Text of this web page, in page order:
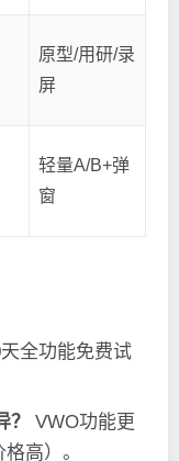
原型/用研/录
屏
轻量A/B+弹
窗
全功能免费试
VWO功能更
高）。